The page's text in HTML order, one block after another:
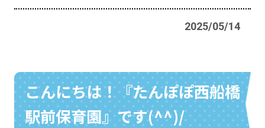
048-631-3721 お問い合わせ
2025/05/14
こんにちは！『たんぽぽ西船橋
駅前保育園』です(^^)/